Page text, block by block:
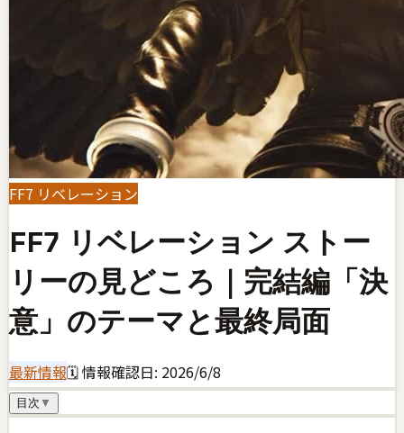
FF7 リベレーション
FF7 リベレーション ストー
リーの見どころ｜完結編「決
意」のテーマと最終局面
最新情報🗓 情報確認日: 2026/6/8
目次 ▼